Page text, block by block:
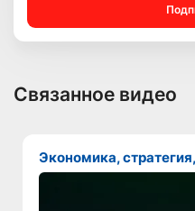
Связанное видео
Экономика,